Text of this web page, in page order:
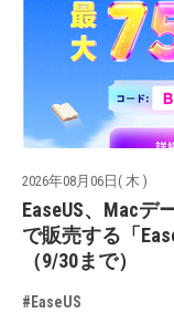
2026年08月06日( 木 )
EaseUS、Macデ
で販売する「
（9/30まで）
#EaseUS